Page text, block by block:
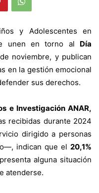
y Adolescentes en
unen en torno al Día
noviembre, y publican
en la gestión emocional
sus derechos.
e Investigación ANAR,
recibidas durante 2024
dirigido a personas
indican que el 20,1%
alguna situación
atenderse.